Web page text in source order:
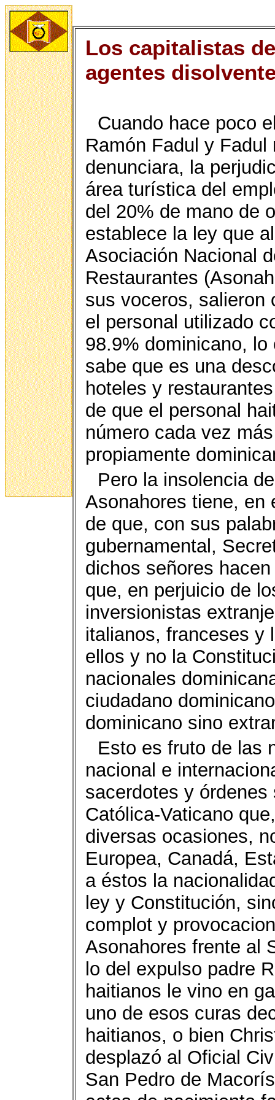
Los capitalistas
agentes
Cuando hace poco
Ramón Fadul y
denunciara, la
área turística del
del 20% de mano de
establece la ley que
Asociación Nacional
Restaurantes
sus voceros, salieron
el personal utilizado
98.9% dominicano,
sabe que es una
hoteles y
de que el personal
número cada vez
propiamente
Pero la insolencia
Asonahores tiene, en
de que, con sus
gubernamental,
dichos señores
que, en perjuicio de
inversionistas
italianos, franceses y
ellos y no la
nacionales
ciudadano
dominicano sino
Esto es fruto de las
nacional e
sacerdotes y
Católica-Vaticano
diversas ocasiones,
Europea, Canadá,
a éstos la
ley y Constitución,
complot y
Asonahores frente al
lo del expulso padre
haitianos le vino en
uno de esos curas
haitianos, o bien
desplazó al Oficial
San Pedro de